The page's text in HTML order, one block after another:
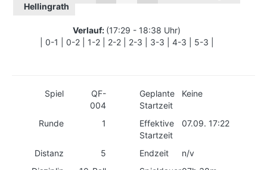
Hellingrath
Verlauf: (17:29 - 18:38 Uhr)
| 0-1 | 0-2 | 1-2 | 2-2 | 2-3 | 3-3 | 4-3 | 5-3 |
Spiel
QF-
004
Geplante
Startzeit
Keine
Runde 1
Effektive
Startzeit
07.09. 17:22
Distanz 5 Endzeit
n/v